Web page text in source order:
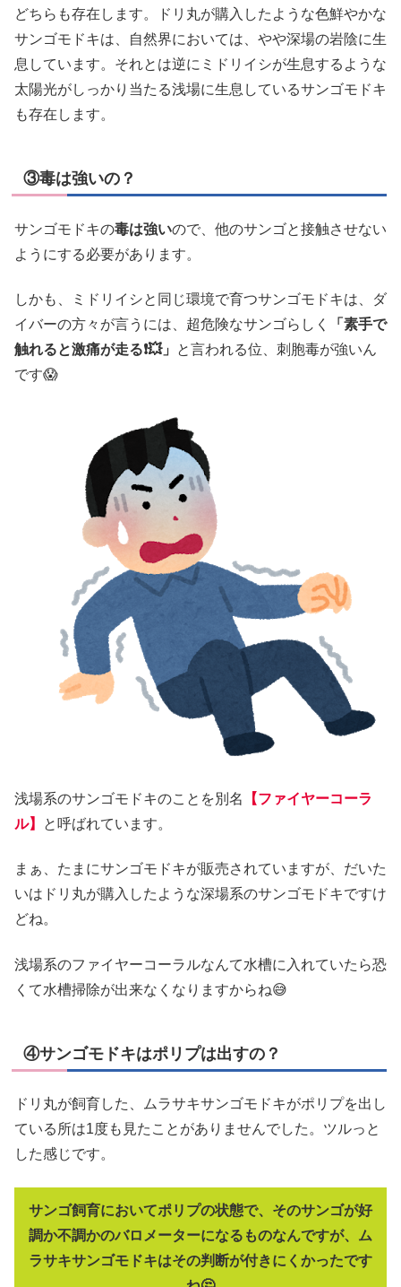
どちらも存在します。ドリ丸が購入したような色鮮やかな
サンゴモドキは、自然界においては、やや深場の岩陰に生
息しています。それとは逆にミドリイシが生息するような
太陽光がしっかり当たる浅場に生息しているサンゴモドキ
も存在します。
③毒は強いの？
サンゴモドキの毒は強いので、他のサンゴと接触させない
ようにする必要があります。
しかも、ミドリイシと同じ環境で育つサンゴモドキは、ダ
イバーの方々が言うには、超危険なサンゴらしく
「素手で
触れると激痛が走る❗💥」
と言われる位、刺胞毒が強いん
です😱
浅場系のサンゴモドキのことを別名
【ファイヤーコーラ
ル】
と呼ばれています。
まぁ、たまにサンゴモドキが販売されていますが、だいた
いはドリ丸が購入したような深場系のサンゴモドキですけ
どね。
浅場系のファイヤーコーラルなんて水槽に入れていたら恐
くて水槽掃除が出来なくなりますからね😅
④サンゴモドキはポリプは出すの？
ドリ丸が飼育した、ムラサキサンゴモドキがポリプを出し
ている所は1度も見たことがありませんでした。ツルっと
した感じです。
サンゴ飼育においてポリプの状態で、そのサンゴが好
調か不調かのバロメーターになるものなんですが、ム
ラサキサンゴモドキはその判断が付きにくかったです